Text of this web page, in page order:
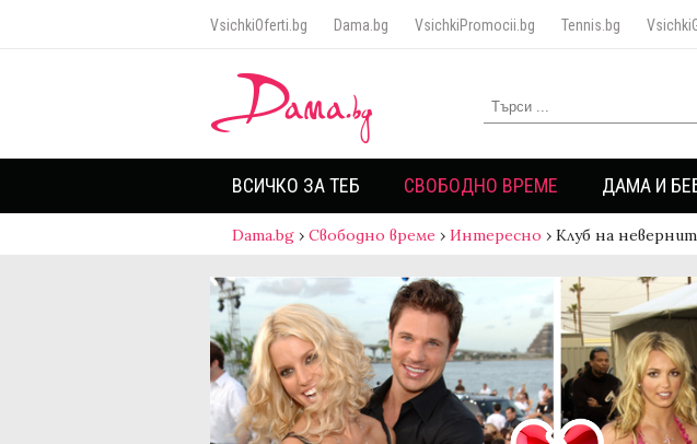
VsichkiOferti.bg Dama.bg VsichkiPromocii.bg Tennis.bg
ВСИЧКО ЗА ТЕБ СВОБОДНО ВРЕМЕ ДАМА И
Dama.bg › Свободно време › Интересно › Клуб на